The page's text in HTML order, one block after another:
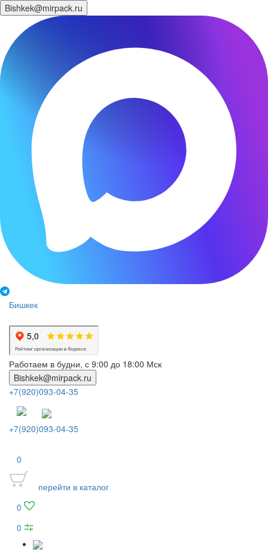
Bishkek@mirpack.ru
Бишкек
Работаем в будни, с 9:00 до 18:00 Мск
Bishkek@mirpack.ru
+7(920)093-04-35
+7(920)093-04-35
0
перейти в каталог
0
0